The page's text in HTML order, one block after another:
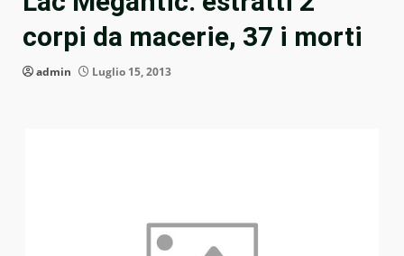
corpi da macerie, 37 i morti
admin Luglio 15, 2013